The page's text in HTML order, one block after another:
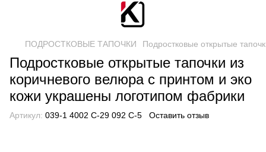
ПОДРОСТКОВЫЕ ТАПОЧКИ Подростковые открытые
Подростковые открытые тапочки из
коричневого велюра с принтом и эко
кожи украшены логотипом фабрики
Артикул: 039-1 4002 С-29 092 С-5 Оставить отзыв